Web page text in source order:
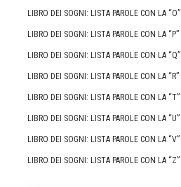
LIBRO DEI SOGNI: LISTA PAROLE CON LA “O”
LIBRO DEI SOGNI: LISTA PAROLE CON LA “P”
LIBRO DEI SOGNI: LISTA PAROLE CON LA “Q”
LIBRO DEI SOGNI: LISTA PAROLE CON LA “R”
LIBRO DEI SOGNI: LISTA PAROLE CON LA “T”
LIBRO DEI SOGNI: LISTA PAROLE CON LA “U”
LIBRO DEI SOGNI: LISTA PAROLE CON LA “V”
LIBRO DEI SOGNI: LISTA PAROLE CON LA “Z”